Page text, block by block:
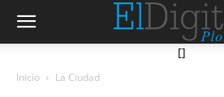
[]
Inicio La Ciudad